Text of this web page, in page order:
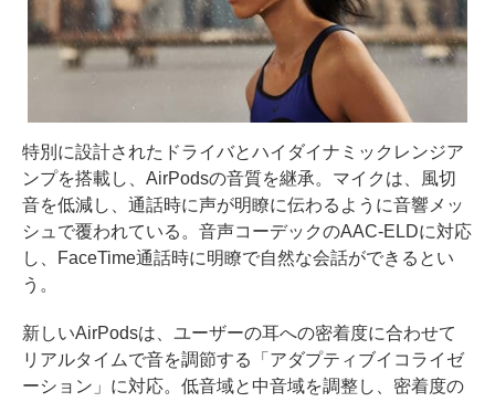
特別に設計されたドライバとハイダイナミックレンジア
ンプを搭載し、AirPodsの音質を継承。マイクは、風切
音を低減し、通話時に声が明瞭に伝わるように音響メッ
シュで覆われている。音声コーデックのAAC-ELDに対応
し、FaceTime通話時に明瞭で自然な会話ができるとい
う。
新しいAirPodsは、ユーザーの耳への密着度に合わせて
リアルタイムで音を調節する「アダプティブイコライゼ
ーション」に対応。低音域と中音域を調整し、密着度の